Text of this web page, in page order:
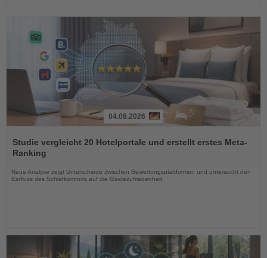
Sie
die
Nachrichten
04.08.2026
Studie vergleicht 20 Hotelportale und erstellt erstes Meta-
Ranking
Neue Analyse zeigt Unterschiede zwischen Bewertungsplattformen und untersucht den
Einfluss des Schlafkomforts auf die Gästezufriedenheit